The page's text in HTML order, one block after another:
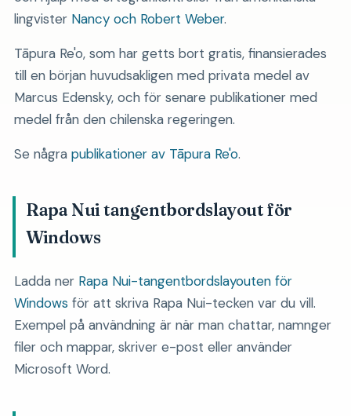
lingvister Nancy och Robert Weber.
Tāpura Re'o, som har getts bort gratis, finansierades
till en början huvudsakligen med privata medel av
Marcus Edensky, och för senare publikationer med
medel från den chilenska regeringen.
Se några publikationer av Tāpura Re'o.
Rapa Nui tangentbordslayout för
Windows
Ladda ner Rapa Nui-tangentbordslayouten för
Windowsför att skriva Rapa Nui-tecken var du vill.
Exempel på användning är när man chattar, namnger
filer och mappar, skriver e-post eller använder
Microsoft Word.